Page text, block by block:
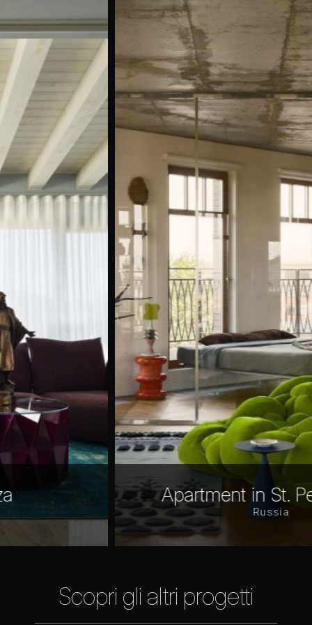
Apartment in St. Petersburg
Russia
Scopri gli altri progetti